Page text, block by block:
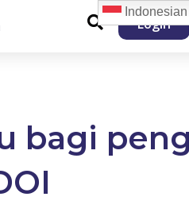
Login
bagi
Indonesian